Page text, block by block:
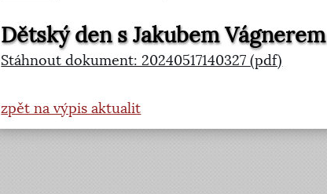
Dětský den s Jakubem Vágnerem
Stáhnout dokument: 20240517140327 (pdf)
zpět na výpis aktualit